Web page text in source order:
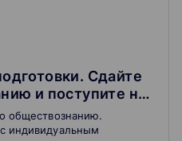
Сдайте
и поступите на
обществознанию.
индивидуальным